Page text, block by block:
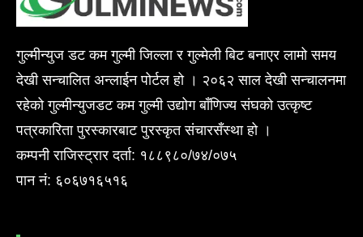
गुल्मीन्युज डट कम गुल्मी जिल्ला र गुल्मेली बिट बनाएर लामो समय
देखी सन्चालित अन्लाईन पोर्टल हो । २०६२ साल देखी सन्चालनमा
रहेको गुल्मीन्युजडट कम गुल्मी उद्योग बाँणिज्य संघको उत्कृष्ट
पत्रकारिता पुरस्कारबाट पुरस्कृत संचारसँस्था हो ।
कम्पनी राजिस्ट्रार दर्ता: १८८९८०/७४/०७५
पान नं: ६०६७१६५१६